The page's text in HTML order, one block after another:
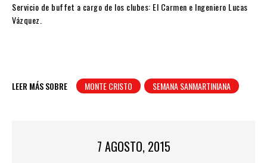
Servicio de buffet a cargo de los clubes: El Carmen e Ingeniero Lucas
Vázquez.
LEER MÁS SOBRE MONTE CRISTO SEMANA SANMARTINIANA
7 AGOSTO, 2015